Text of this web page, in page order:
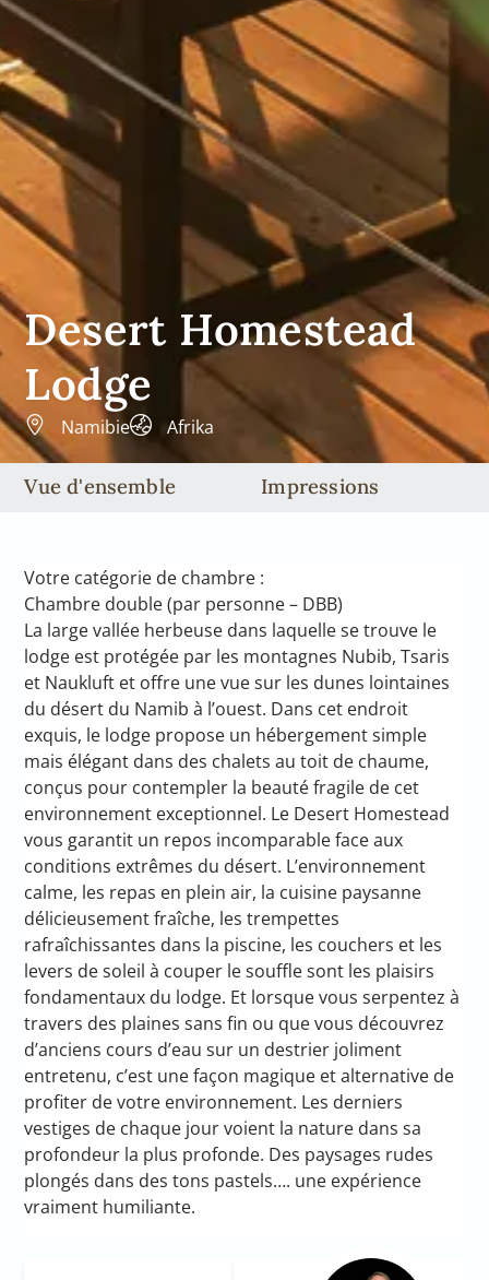
Desert Homestead
Lodge
Namibie Afrika
Vue d'ensemble Impressions
Votre catégorie de chambre :
Chambre double (par personne – DBB)
La large vallée herbeuse dans laquelle se trouve le
lodge est protégée par les montagnes Nubib, Tsaris
et Naukluft et offre une vue sur les dunes lointaines
du désert du Namib à l’ouest. Dans cet endroit
exquis, le lodge propose un hébergement simple
mais élégant dans des chalets au toit de chaume,
conçus pour contempler la beauté fragile de cet
environnement exceptionnel. Le Desert Homestead
vous garantit un repos incomparable face aux
conditions extrêmes du désert. L’environnement
calme, les repas en plein air, la cuisine paysanne
délicieusement fraîche, les trempettes
rafraîchissantes dans la piscine, les couchers et les
levers de soleil à couper le souffle sont les plaisirs
fondamentaux du lodge. Et lorsque vous serpentez à
travers des plaines sans fin ou que vous découvrez
d’anciens cours d’eau sur un destrier joliment
entretenu, c’est une façon magique et alternative de
profiter de votre environnement. Les derniers
vestiges de chaque jour voient la nature dans sa
profondeur la plus profonde. Des paysages rudes
plongés dans des tons pastels…. une expérience
vraiment humiliante.